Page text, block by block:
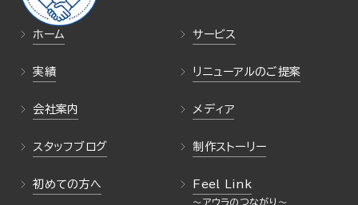
ホーム サービス
実績 リニューアルのご提案
会社案内 メディア
スタッフブログ 制作ストーリー
初めての方へ Feel Link